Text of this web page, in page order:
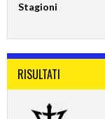
Stagioni
RISULTATI